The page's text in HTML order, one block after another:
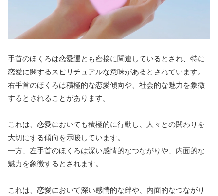
手首のほくろは恋愛運とも密接に関連しているとされ、特に
恋愛に関するスピリチュアルな意味があるとされています。
右手首のほくろは積極的な恋愛傾向や、社会的な魅力を象徴
するとされることがあります。
これは、恋愛においても積極的に行動し、人々との関わりを
大切にする傾向を示唆しています。
一方、左手首のほくろは深い感情的なつながりや、内面的な
魅力を象徴するとされます。
これは、恋愛において深い感情的な絆や、内面的なつながり